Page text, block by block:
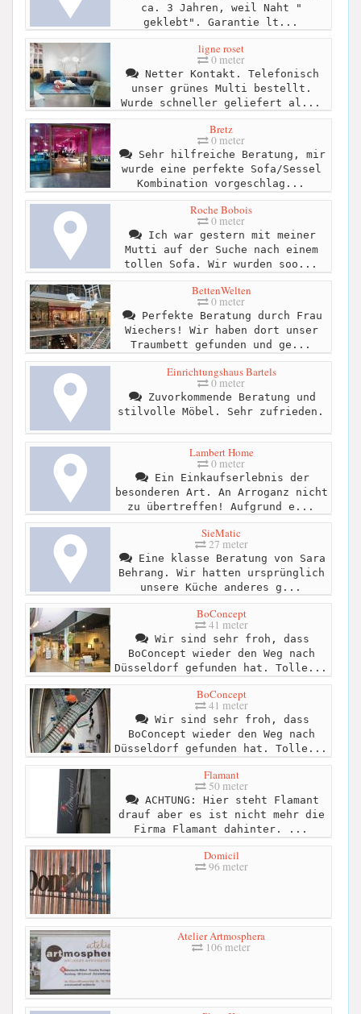
ca. 3 Jahren, weil Naht "
geklebt". Garantie lt...
ligne roset
0 meter
Netter Kontakt. Telefonisch
unser grünes Multi bestellt.
Wurde schneller geliefert al...
Bretz
0 meter
Sehr hilfreiche Beratung, mir
wurde eine perfekte Sofa/Sessel
Kombination vorgeschlag...
Roche Bobois
0 meter
Ich war gestern mit meiner
Mutti auf der Suche nach einem
tollen Sofa. Wir wurden soo...
BettenWelten
0 meter
Perfekte Beratung durch Frau
Wiechers! Wir haben dort unser
Traumbett gefunden und ge...
Einrichtungshaus Bartels
0 meter
Zuvorkommende Beratung und
stilvolle Möbel. Sehr zufrieden.
Lambert Home
0 meter
Ein Einkaufserlebnis der
besonderen Art. An Arroganz nicht
zu übertreffen! Aufgrund e...
SieMatic
27 meter
Eine klasse Beratung von Sara
Behrang. Wir hatten ursprünglich
unsere Küche anderes g...
BoConcept
41 meter
Wir sind sehr froh, dass
BoConcept wieder den Weg nach
Düsseldorf gefunden hat. Tolle...
BoConcept
41 meter
Wir sind sehr froh, dass
BoConcept wieder den Weg nach
Düsseldorf gefunden hat. Tolle...
Flamant
50 meter
ACHTUNG: Hier steht Flamant
drauf aber es ist nicht mehr die
Firma Flamant dahinter. ...
Domicil
96 meter
Atelier Artmosphera
106 meter